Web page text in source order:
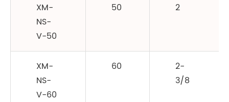
XM-
NS-
V-50
50 2
XM-
NS-
V-60
60
2-
3/8